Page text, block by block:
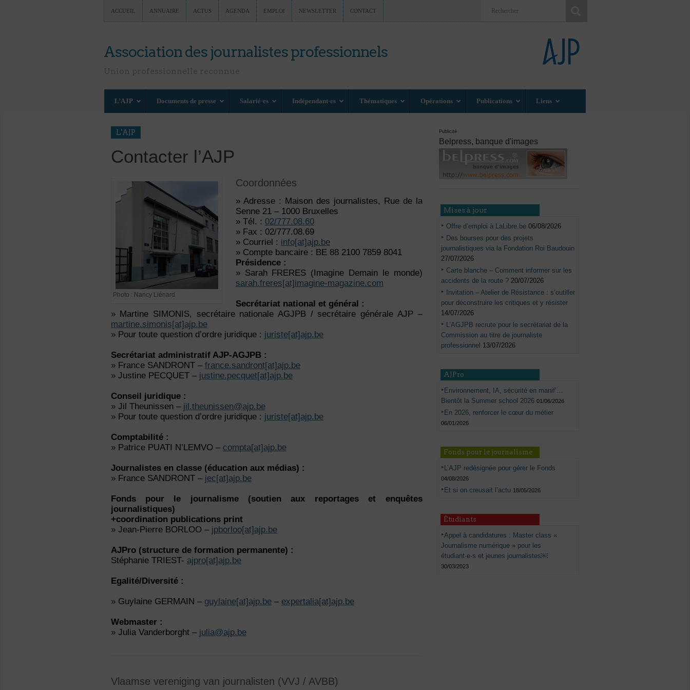
ACCUEIL ANNUAIRE ACTUS AGENDA EMPLOI NEWSLETTER CONTACT
Association des journalistes professionnels
L’AJP Documents de presse Salarié·es Indépendant·es Thématiques Opérations Publications Liens
L'AJP
Contacter l’AJP
Photo : Nancy Liénard
Coordonnées
» Adresse : Maison des journalistes, Rue de la
Senne 21 – 1000 Bruxelles
» Tél. : 02/777.08.60
» Fax : 02/777.08.69
» Courriel : info[at]ajp.be
» Compte bancaire : BE 88 2100 7859 8041
Présidence :
» Sarah FRERES (Imagine Demain le monde)
sarah.freres[at]imagine-magazine.com
Secrétariat national et général :
» Martine SIMONIS, secrétaire nationale AGJPB / secrétaire générale AJP –
martine.simonis[at]ajp.be
» Pour toute question d’ordre juridique : juriste[at]ajp.be
Secrétariat administratif AJP-AGJPB :
» France SANDRONT – france.sandront[at]ajp.be
» Justine PECQUET – justine.pecquet[at]ajp.be
Conseil juridique :
» Jil Theunissen – jil.theunissen@ajp.be
» Pour toute question d’ordre juridique : juriste[at]ajp.be
Comptabilité :
» Patrice PUATI N’LEMVO – compta[at]ajp.be
Journalistes en classe (éducation aux médias) :
» France SANDRONT – jec[at]ajp.be
Fonds pour le journalisme (soutien aux reportages et enquêtes
journalistiques)
+coordination publications print
» Jean-Pierre BORLOO – jpborloo[at]ajp.be
AJPro (structure de formation permanente) :
Stéphanie TRIEST- ajpro[at]ajp.be
Egalité/Diversité :
» Guylaine GERMAIN – guylaine[at]ajp.be– expertalia[at]ajp.be
Webmaster :
» Julia Vanderborght – julia@ajp.be
Vlaamse vereniging van journalisten (VVJ / AVBB)
Publicité
Belpress, banque d'images
Mises à jour
Offre d’emploi à LaLibre.be 06/08/2026
Des bourses pour des projets
journalistiques via la Fondation Roi Baudouin
27/07/2026
Carte blanche – Comment informer sur les
accidents de la route ? 20/07/2026
Invitation – Atelier de Résistance : s’outiller
pour déconstruire les critiques et y résister
14/07/2026
L’AGJPB recrute pour le secrétariat de la
Commission au titre de journaliste
professionnel 13/07/2026
AJPro
Environnement, IA, sécurité en manif’…
Bientôt la Summer school 2026 01/06/2026
En 2026, renforcer le cœur du métier
06/01/2026
Fonds pour le journalisme
L’AJP redésignée pour gérer le Fonds
04/08/2026
Et si on creusait l’actu 18/05/2026
Étudiants
Appel à candidatures : Master class «
Journalisme numérique » pour les
étudiant·e·s et jeunes journalistes￼
30/03/2023